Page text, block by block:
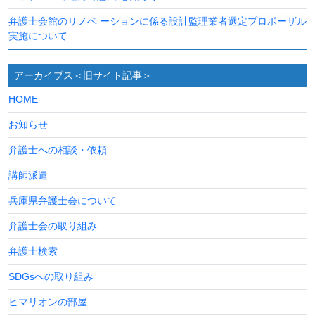
弁護士会館のリノベ ーションに係る設計監理業者選定プロポーザル
実施について
アーカイブス＜旧サイト記事＞
HOME
お知らせ
弁護士への相談・依頼
講師派遣
兵庫県弁護士会について
弁護士会の取り組み
弁護士検索
SDGsへの取り組み
ヒマリオンの部屋